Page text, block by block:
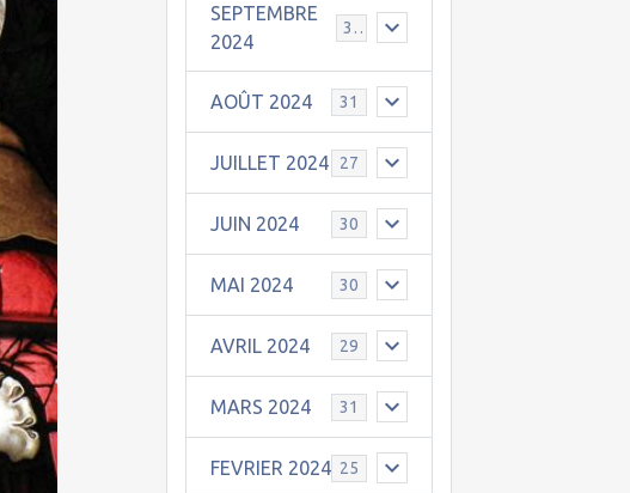
SEPTEMBRE
2024
30
AOÛT 2024 31
JUILLET 2024 27
JUIN 2024 30
MAI 2024 30
AVRIL 2024 29
MARS 2024 31
FEVRIER 2024 25